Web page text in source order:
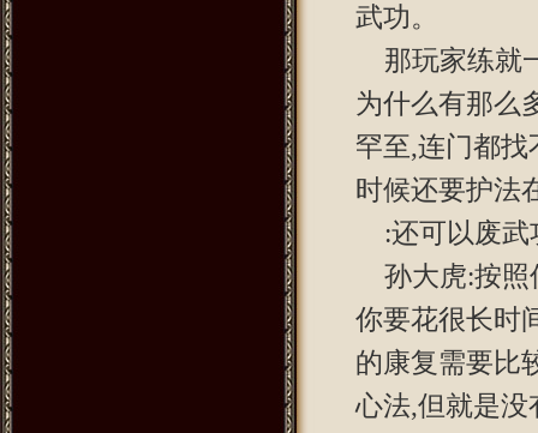
武功。
那玩家练就
为什么有那么
罕至,连门都找
时候还要护法
:还可以废武
孙大虎:按
你要花很长时
的康复需要比
心法,但就是没